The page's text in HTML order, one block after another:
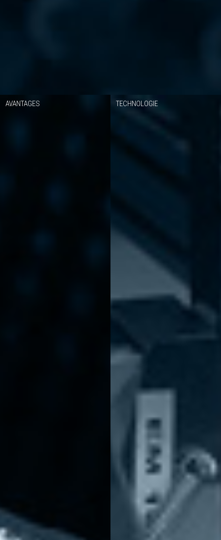
AVANTAGES TECHNOLOGIE